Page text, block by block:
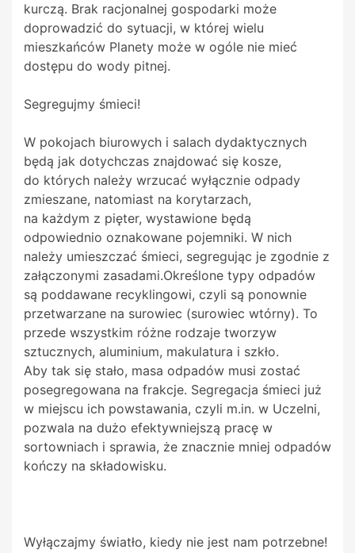
kurczą. Brak racjonalnej gospodarki może
doprowadzić do sytuacji, w której wielu
mieszkańców Planety może w ogóle nie mieć
dostępu do wody pitnej.
Segregujmy śmieci!
W pokojach biurowych i salach dydaktycznych
będą jak dotychczas znajdować się kosze,
do których należy wrzucać wyłącznie odpady
zmieszane, natomiast na korytarzach,
na każdym z pięter, wystawione będą
odpowiednio oznakowane pojemniki. W nich
należy umieszczać śmieci, segregując je zgodnie z
załączonymi zasadami.Określone typy odpadów
są poddawane recyklingowi, czyli są ponownie
przetwarzane na surowiec (surowiec wtórny). To
przede wszystkim różne rodzaje tworzyw
sztucznych, aluminium, makulatura i szkło.
Aby tak się stało, masa odpadów musi zostać
posegregowana na frakcje. Segregacja śmieci już
w miejscu ich powstawania, czyli m.in. w Uczelni,
pozwala na dużo efektywniejszą pracę w
sortowniach i sprawia, że znacznie mniej odpadów
kończy na składowisku.
Wyłączajmy światło, kiedy nie jest nam potrzebne!